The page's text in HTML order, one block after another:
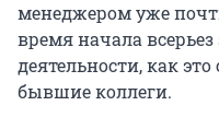
менеджером уже
время начала
деятельности, как
бывшие коллеги.